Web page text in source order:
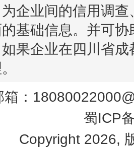
企业间的信用调
基础信息。并可
果企业在四川省
箱：
蜀ICP
Copyright 2026,